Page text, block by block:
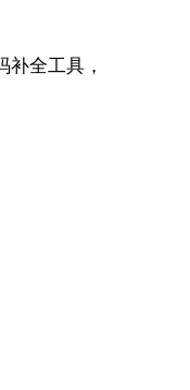
全工具，